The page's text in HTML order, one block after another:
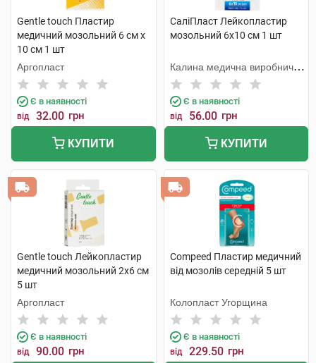
Gentle touch Пластир
медичний мозольний 6 см х
10 см 1 шт
Аргопласт
Є в наявності
від 32.00 грн
КУПИТИ
СаліПласт Лейкопластир
мозольний 6х10 см 1 шт
Калина медична виробнича
компанія
Є в наявності
від 56.00 грн
КУПИТИ
Gentle touch Лейкопластир
медичний мозольний 2х6 см
5 шт
Аргопласт
Є в наявності
від 90.00 грн
Compeed Пластир медичний
від мозолів середній 5 шт
Колопласт Угорщина
Є в наявності
від 229.50 грн